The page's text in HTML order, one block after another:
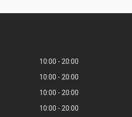
10:00
20:00
10:00
20:00
10:00
20:00
10:00
20:00